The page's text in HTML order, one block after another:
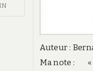
Auteur :
Ma note : «